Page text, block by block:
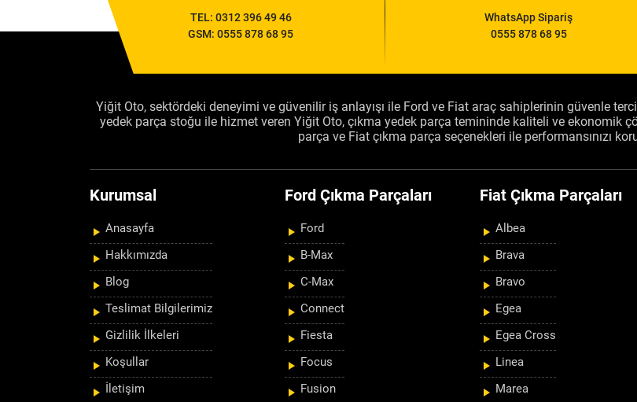
TEL: 0312 396 49 46
GSM:0555 878 68 95
WhatsApp Sipariş
0555 878 68 95
Yiğit Oto, sektördeki deneyimi ve güvenilir iş anlayışı ile Ford ve Fiat araç sahiplerinin güvenle
yedek parça stoğu ile hizmet veren Yiğit Oto, çıkma yedek parça temininde kaliteli ve ekonomik
parça ve Fiat çıkma parça seçenekleri ile performansınızı
Kurumsal
Anasayfa
Hakkımızda
Blog
Teslimat Bilgilerimiz
Gizlilik İlkeleri
Koşullar
İletişim
Ford Çıkma Parçaları
Ford
B-Max
C-Max
Connect
Fiesta
Focus
Fusion
Fiat Çıkma Parçaları
Albea
Brava
Bravo
Egea
Egea Cross
Linea
Marea